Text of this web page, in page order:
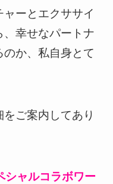
ーとエクササイ
、幸せなパートナ
か、私自身とて
ご案内してあり
シャルコラボワー